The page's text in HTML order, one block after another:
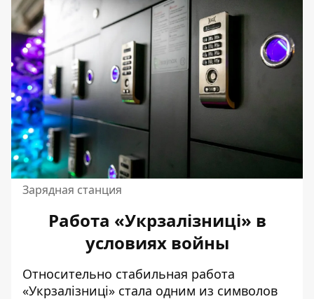
Зарядная станция
Работа «Укрзалізниці» в
условиях войны
Относительно стабильная работа
«Укрзалізниці» стала одним из символов